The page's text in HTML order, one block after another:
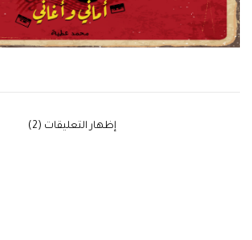
‫إظهار التعليقات (2)